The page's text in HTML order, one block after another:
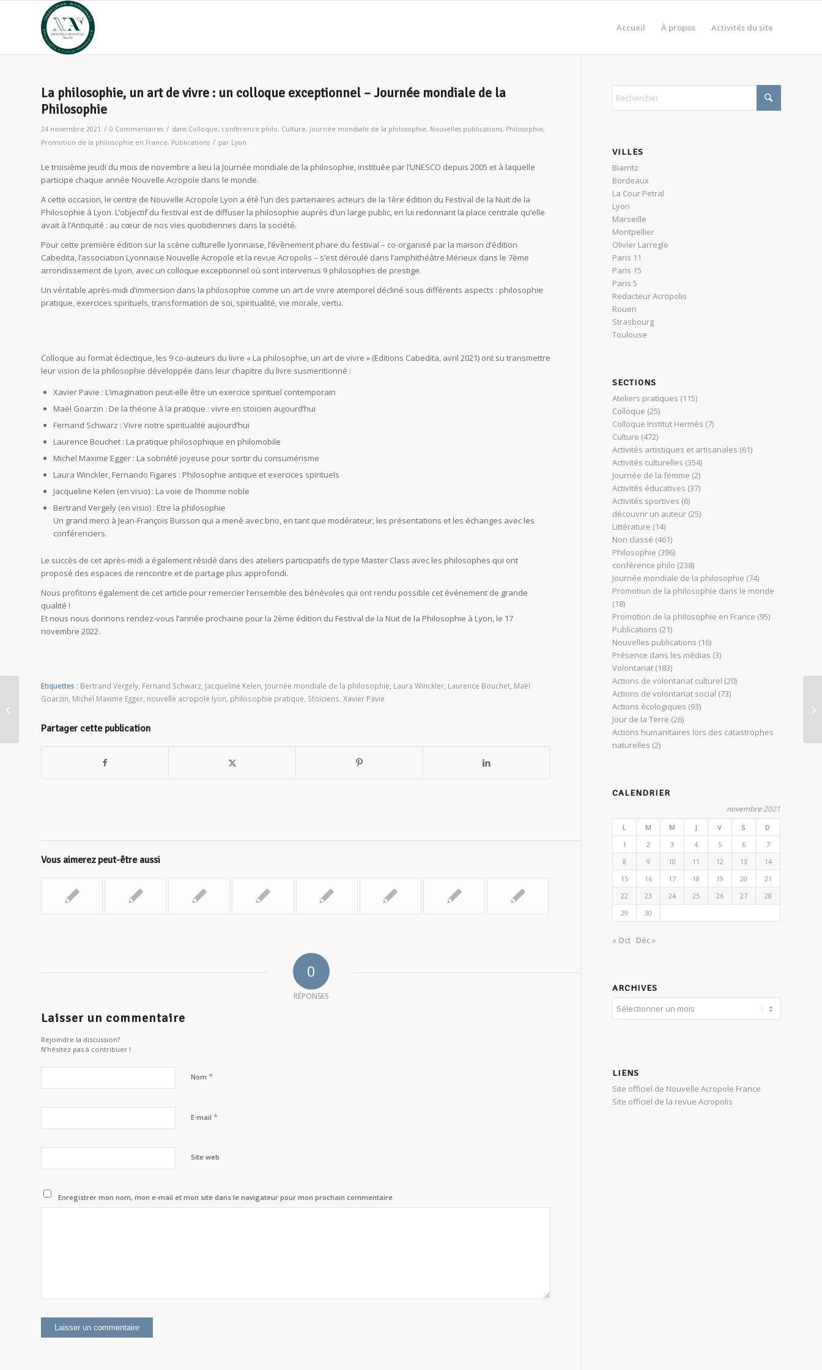
Accueil À propos Activités du site
La philosophie, un art de vivre : un colloque exceptionnel – Journée mondiale de la
Philosophie
24 novembre 2021 / 0 Commentaires / dans Colloque, conférence philo, Culture, Journée mondiale de la philosophie, Nouvelles publications, Philosophie,
Promotion de la philosophie en France, Publications / par Lyon
Le troisième jeudi du mois de novembre a lieu la Journée mondiale de la philosophie, instituée par l’UNESCO depuis 2005 et à laquelle
participe chaque année Nouvelle Acropole dans le monde.
A cette occasion, le centre de Nouvelle Acropole Lyon a été l’un des partenaires acteurs de la 1ère édition du Festival de la Nuit de la
Philosophie à Lyon. L’objectif du festival est de diffuser la philosophie auprès d’un large public, en lui redonnant la place centrale qu’elle
avait à l’Antiquité : au cœur de nos vies quotidiennes dans la société.
Pour cette première édition sur la scène culturelle lyonnaise, l’évènement phare du festival – co-organisé par la maison d’édition
Cabedita, l’association Lyonnaise Nouvelle Acropole et la revue Acropolis – s’est déroulé dans l’amphithéâtre Mérieux dans le 7ème
arrondissement de Lyon, avec un colloque exceptionnel où sont intervenus 9 philosophes de prestige.
Un véritable après-midi d’immersion dans la philosophie comme un art de vivre atemporel décliné sous différents aspects : philosophie
pratique, exercices spirituels, transformation de soi, spiritualité, vie morale, vertu.
Colloque au format éclectique, les 9 co-auteurs du livre « La philosophie, un art de vivre » (Editions Cabedita, avril 2021) ont su transmettre
leur vision de la philosophie développée dans leur chapitre du livre susmentionné :
Xavier Pavie : L’imagination peut-elle être un exercice spirituel contemporain
Maël Goarzin : De la théorie à la pratique : vivre en stoïcien aujourd’hui
Fernand Schwarz : Vivre notre spiritualité aujourd’hui
Laurence Bouchet : La pratique philosophique en philomobile
Michel Maxime Egger : La sobriété joyeuse pour sortir du consumérisme
Laura Winckler, Fernando Figares : Philosophie antique et exercices spirituels
Jacqueline Kelen (en visio) : La voie de l’homme noble
Bertrand Vergely (en visio) : Etre la philosophie
Un grand merci à Jean-François Buisson qui a mené avec brio, en tant que modérateur, les présentations et les échanges avec les
conférenciers.
Le succès de cet après-midi a également résidé dans des ateliers participatifs de type Master Class avec les philosophes qui ont
proposé des espaces de rencontre et de partage plus approfondi.
Nous profitons également de cet article pour remercier l’ensemble des bénévoles qui ont rendu possible cet événement de grande
qualité !
Et nous nous donnons rendez-vous l’année prochaine pour la 2ème édition du Festival de la Nuit de la Philosophie à Lyon, le 17
novembre 2022.
Etiquettes : Bertrand Vergely, Fernand Schwarz, Jacqueline Kelen, Journée mondiale de la philosophie, Laura Winckler, Laurence Bouchet, Maël
Goarzin, Michel Maxime Egger, nouvelle acropole lyon, philosophie pratique, Stoïciens, Xavier Pavie
Partager cette publication
Vous aimerez peut-être aussi
0
RÉPONSES
Laisser un commentaire
Rejoindre la discussion?
N’hésitez pas à contribuer !
Nom *
E-mail *
Site web
Enregistrer mon nom, mon e-mail et mon site dans le navigateur pour mon prochain commentaire.
VILLES
Biarritz
Bordeaux
La Cour Petral
Lyon
Marseille
Montpellier
Olivier Larregle
Paris 11
Paris 15
Paris 5
Redacteur Acropolis
Rouen
Strasbourg
Toulouse
SECTIONS
Ateliers pratiques (115)
Colloque (25)
Colloque Institut Hermès (7)
Culture (472)
Activités artistiques et artisanales (61)
Activités culturelles (354)
Journée de la femme (2)
Activités éducatives (37)
Activités sportives (6)
découvrir un auteur (25)
Littérature (14)
Non classé (461)
Philosophie (396)
conférence philo (238)
Journée mondiale de la philosophie (74)
Promotion de la philosophie dans le monde
(18)
Promotion de la philosophie en France (95)
Publications (21)
Nouvelles publications (16)
Présence dans les médias (3)
Volontariat (183)
Actions de volontariat culturel (20)
Actions de volontariat social (73)
Actions écologiques (93)
Jour de la Terre (26)
Actions humanitaires lors des catastrophes
naturelles (2)
CALENDRIER
novembre 2021
L M M J V S
D
1
2 3 4 5 6
7
8
9 10 11 12 13
14
15
16 17 18 19 20
21
22
23 24 25 26 27
28
29
30
« Oct Déc »
ARCHIVES
LIENS
Site officiel de Nouvelle Acropole France
Site officiel de la revue Acropolis
?